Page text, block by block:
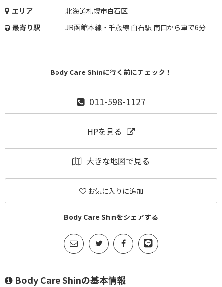
エリア
北海道札幌市白石区
最寄り駅
JR函館本線・千歳線 白石駅 南口から車で6分
Body Care Shinに行く前にチェック！
011-598-1127
HPを見る
大きな地図で見る
お気に入りに追加
Body Care Shinをシェアする
Body Care Shinの基本情報